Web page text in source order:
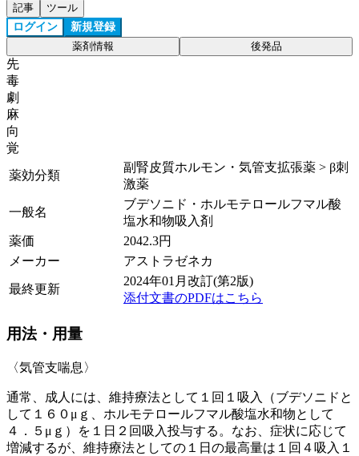
記事 ツール
ログイン 新規登録
薬剤情報 後発品
先
毒
劇
麻
向
覚
薬効分類
副腎皮質ホルモン・気管支拡張薬 > β刺
激薬
一般名
ブデソニド・ホルモテロールフマル酸
塩水和物吸入剤
薬価
2042.3円
メーカー
アストラゼネカ
最終更新
2024年01月改訂(第2版)
添付文書のPDFはこちら
用法・用量
〈気管支喘息〉
通常、成人には、維持療法として１回１吸入（ブデソニドと
して１６０μｇ、ホルモテロールフマル酸塩水和物として
４．５μｇ）を１日２回吸入投与する。なお、症状に応じて
増減するが、維持療法としての１日の最高量は１回４吸入１